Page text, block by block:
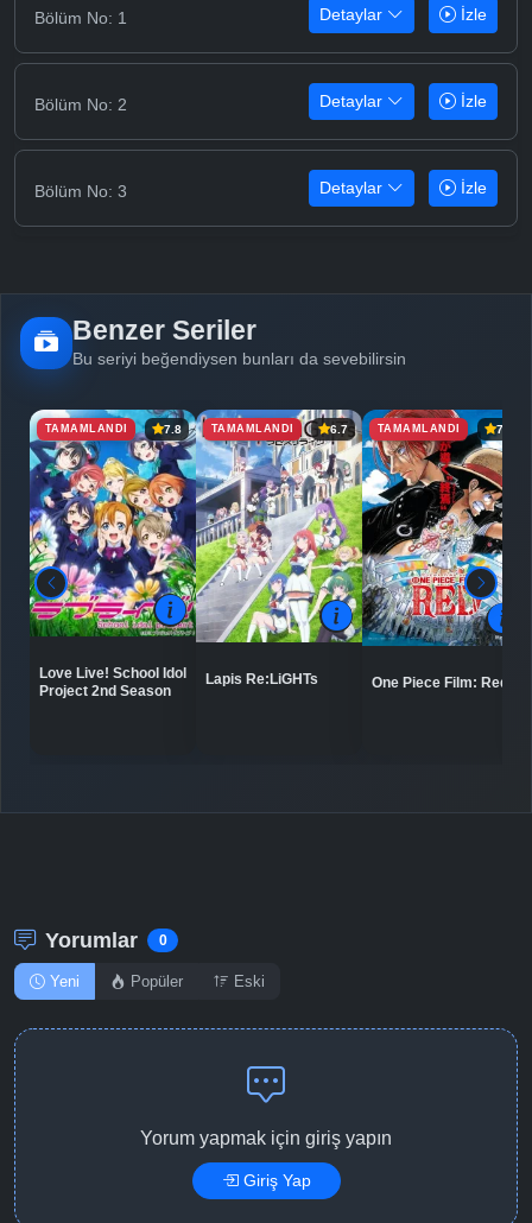
Bölüm No: 1 Detaylar İzle
Bölüm No: 2 Detaylar İzle
Bölüm No: 3 Detaylar İzle
Benzer Seriler
Bu seriyi beğendiysen bunları da sevebilirsin
TAMAMLANDI 7.8
Love Live! School Idol
Project 2nd Season
TAMAMLANDI 6.7
Lapis Re:LiGHTs
TAMAMLANDI 7.8
One Piece Film: Red
Yorumlar 0
Yeni Popüler Eski
Yorum yapmak için giriş yapın
Giriş Yap